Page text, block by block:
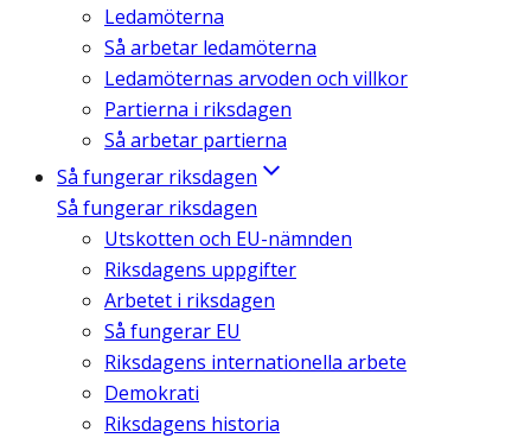
Ledamöterna
Så arbetar ledamöterna
Ledamöternas arvoden och villkor
Partierna i riksdagen
Så arbetar partierna
Så fungerar riksdagen
Så fungerar riksdagen
Utskotten och EU-nämnden
Riksdagens uppgifter
Arbetet i riksdagen
Så fungerar EU
Riksdagens internationella arbete
Demokrati
Riksdagens historia